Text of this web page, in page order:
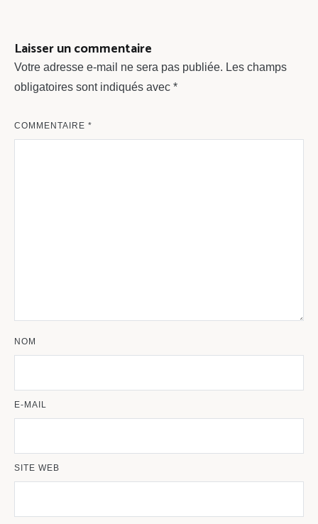
Laisser un commentaire
Votre adresse e-mail ne sera pas publiée. Les champs
obligatoires sont indiqués avec *
COMMENTAIRE *
NOM
E-MAIL
SITE WEB